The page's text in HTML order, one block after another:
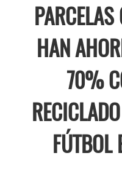
HAN
70%
FÚTBOL